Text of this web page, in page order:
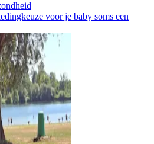
voor je baby soms een